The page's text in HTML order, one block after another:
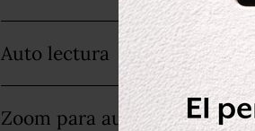
Auto lectura
Zoom para aumentar